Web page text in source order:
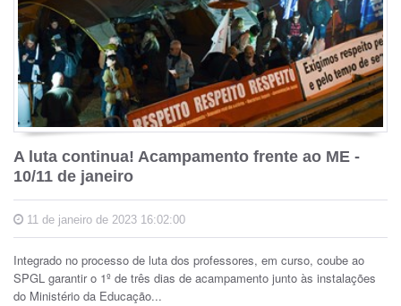
A luta continua! Acampamento frente ao ME -
10/11 de janeiro
11 de janeiro de 2023 16:02:00
Integrado no processo de luta dos professores, em curso, coube ao
SPGL garantir o 1º de três dias de acampamento junto às instalações
do Ministério da Educação...